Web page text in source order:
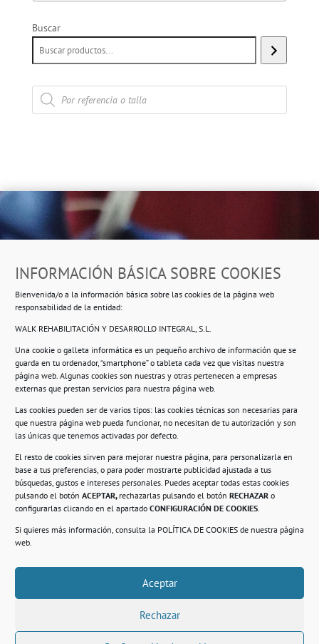
INFORMACIÓN BÁSICA SOBRE COOKIES
Bienvenida/o a la información básica sobre las cookies de la página web
responsabilidad de la entidad:
WALK REHABILITACIÓN Y DESARROLLO INTEGRAL, S.L.
Una cookie o galleta informática es un pequeño archivo de información que se
guarda en tu ordenador, “smartphone” o tableta cada vez que visitas nuestra
página web. Algunas cookies son nuestras y otras pertenecen a empresas
externas que prestan servicios para nuestra página web.
Las cookies pueden ser de varios tipos: las cookies técnicas son necesarias para
que nuestra página web pueda funcionar, no necesitan de tu autorización y son
las únicas que tenemos activadas por defecto.
El resto de cookies sirven para mejorar nuestra página, para personalizarla en
base a tus preferencias, o para poder mostrarte publicidad ajustada a tus
búsquedas, gustos e intereses personales. Puedes aceptar todas estas cookies
pulsando el botón ACEPTAR, rechazarlas pulsando el botón RECHAZAR o
configurarlas clicando en el apartado CONFIGURACIÓN DE COOKIES.
Si quieres más información, consulta la POLÍTICA DE COOKIES de nuestra página
web.
Aceptar
Rechazar
Buscar
Búsqueda
de
productos
Ropero Solidario de Usera
Beasáin 25-33posterior, local 3 – 28041 Madrid
Información
Compromiso con la protección de datos
personales.
Política de Cookies.
© 2021. Realizado en el Centro de Rehabilitación